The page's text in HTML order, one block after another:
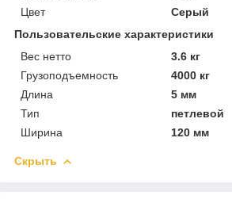
Цвет
Серый
Пользовательские характеристики
Вес нетто
3.6 кг
Грузоподъемность
4000 кг
Длина
5 мм
Тип
петлевой
Ширина
120 мм
Скрыть